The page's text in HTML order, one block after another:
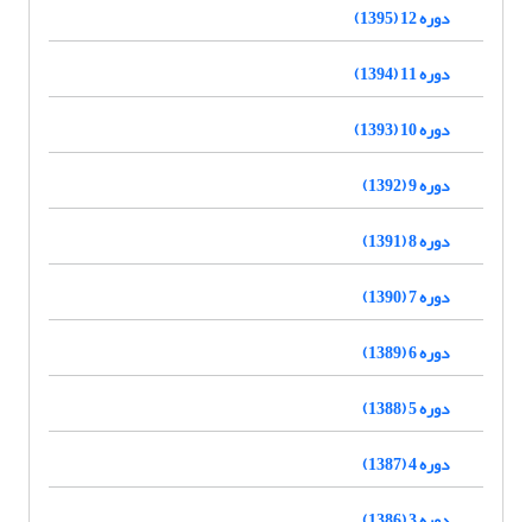
دوره 12 (1395)
دوره 11 (1394)
دوره 10 (1393)
دوره 9 (1392)
دوره 8 (1391)
دوره 7 (1390)
دوره 6 (1389)
دوره 5 (1388)
دوره 4 (1387)